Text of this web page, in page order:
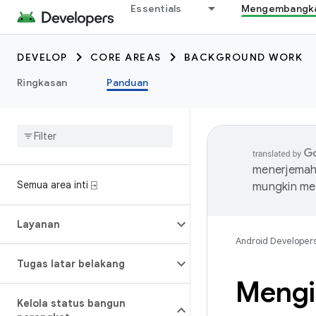
Essentials
DEVELOP CORE AREAS
BACKGROUND WORK
Ringkasan
Panduan
Semua area inti ⍈
Layanan
Tugas latar belakang
Kelola status bangun
mungkin
Android